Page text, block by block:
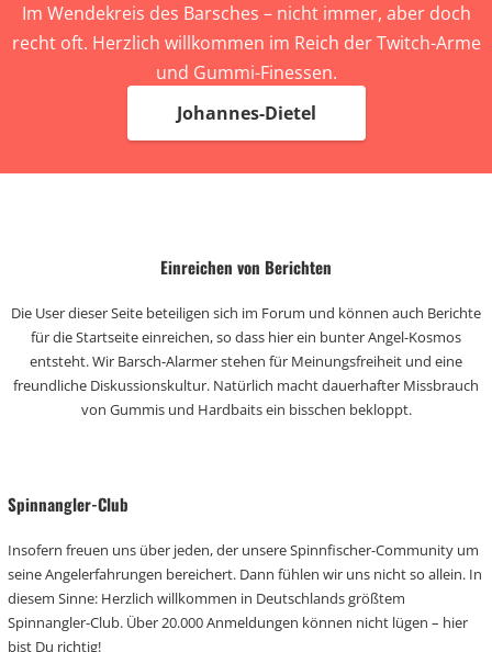
Im Wendekreis des Barsches – nicht immer, aber doch
recht oft. Herzlich willkommen im Reich der Twitch-Arme
und Gummi-Finessen.
Johannes-Dietel
Einreichen von Berichten
Die User dieser Seite beteiligen sich im Forum und können auch Berichte
für die Startseite einreichen, so dass hier ein bunter Angel-Kosmos
entsteht. Wir Barsch-Alarmer stehen für Meinungsfreiheit und eine
freundliche Diskussionskultur. Natürlich macht dauerhafter Missbrauch
von Gummis und Hardbaits ein bisschen bekloppt.
Spinnangler-Club
Insofern freuen uns über jeden, der unsere Spinnfischer-Community um
seine Angelerfahrungen bereichert. Dann fühlen wir uns nicht so allein. In
diesem Sinne: Herzlich willkommen in Deutschlands größtem
Spinnangler-Club. Über 20.000 Anmeldungen können nicht lügen – hier
bist Du richtig!